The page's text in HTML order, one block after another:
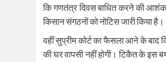
कि गणतंत्र दिवस बाधित करने की आशंका
किसान संगठनों को नोटिस जारी किया है।
वहीं सुप्रीम कोर्ट का फैसला आने के बाद
की घर वापसी नहीं होगी। टिकैत के इस